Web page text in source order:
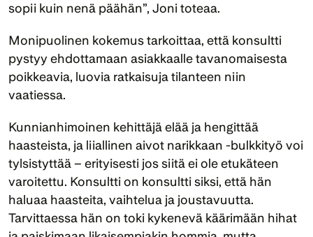
sopii kuin nenä päähän”, Joni toteaa.
Monipuolinen kokemus tarkoittaa, että konsultti
pystyy ehdottamaan asiakkaalle tavanomaisesta
poikkeavia, luovia ratkaisuja tilanteen niin
vaatiessa.
Kunnianhimoinen kehittäjä elää ja hengittää
haasteista, ja liiallinen aivot narikkaan -bulkkityö voi
tylsistyttää – erityisesti jos siitä ei ole etukäteen
varoitettu. Konsultti on konsultti siksi, että hän
haluaa haasteita, vaihtelua ja joustavuutta.
Tarvittaessa hän on toki kykenevä käärimään hihat